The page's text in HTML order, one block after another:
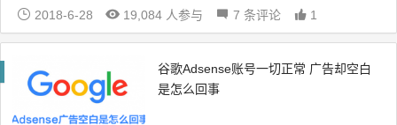
2018-6-28 19,084 人参与 7 条评论 1
谷歌Adsense账号一切正常 广告却空白
是怎么回事